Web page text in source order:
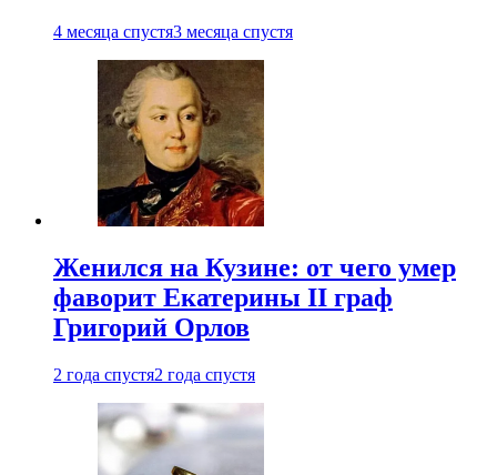
4 месяца спустя3 месяца спустя
Женился на Кузине: от чего умер
фаворит Екатерины II граф
Григорий Орлов
2 года спустя2 года спустя